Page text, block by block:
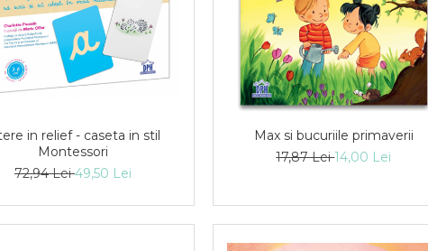
in relief - caseta in stil
Montessori
72,94 Lei49,50 Lei
Max si bucuriile primaverii
17,87 Lei14,00 Lei